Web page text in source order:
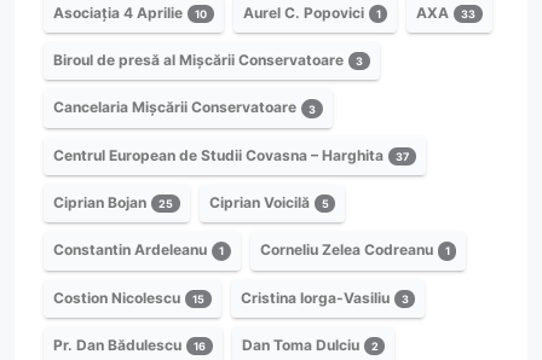
Asociația 4 Aprilie 10 Aurel C. Popovici 1 AXA 33
Biroul de presă al Mișcării Conservatoare 3
Cancelaria Mișcării Conservatoare 3
Centrul European de Studii Covasna – Harghita 37
Ciprian Bojan 25 Ciprian Voicilă 5
Constantin Ardeleanu 1 Corneliu Zelea Codreanu 1
Costion Nicolescu 15 Cristina Iorga-Vasiliu 3
Pr. Dan Bădulescu 16 Dan Toma Dulciu 2